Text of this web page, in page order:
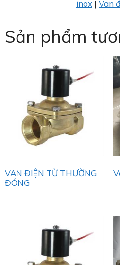
inox | Van
Sản phẩm
VAN ĐIỆN TỪ THƯỜNG
ĐÓNG